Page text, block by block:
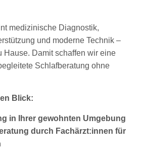
medizinische Diagnostik,
und moderne Technik –
Hause. Damit schaffen wir eine
Schlafberatung ohne
Blick:
in Ihrer gewohnten Umgebung
durch Fachärzt:innen für